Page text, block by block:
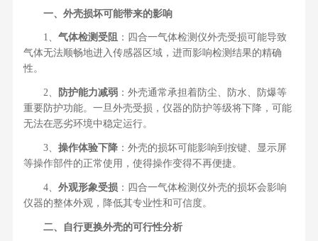
一、外壳损坏可能带来的影响
1、 气体检测受阻：四合一气体检测仪外壳受损可能导致
气体无法顺畅地进入传感器区域，进而影响检测结果的精确
性。
2、 防护能力减弱：外壳通常承担着防尘、防水、防爆等
重要防护功能。一旦外壳受损，仪器的防护等级将下降，可能
无法在恶劣环境中稳定运行。
3、 操作体验下降：外壳的损坏可能影响到按键、显示屏
等操作部件的正常使用，使得操作变得不再便捷。
4、 外观形象受损：四合一气体检测仪外壳的损坏会影响
仪器的整体外观，降低其专业性和可信度。
二、自行更换外壳的可行性分析